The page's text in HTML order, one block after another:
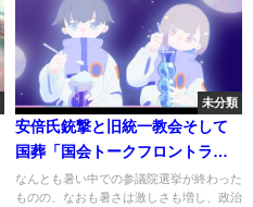
未分類
安倍氏銃撃と旧統一教会そして
国葬「国会トークフロントライ
ン」【CS TBS NEWS】
なんとも暑い中での参議院選挙が終わった
ものの、なおも暑さは激しさも増し、政治